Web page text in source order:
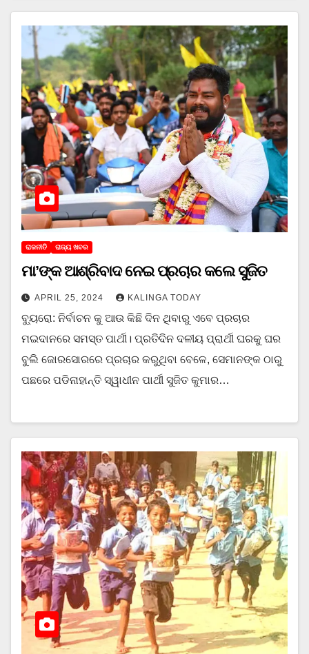
ରାଜନୀତି ରାଜ୍ୟ ଖବର
ମା’ଙ୍କ ଆଶ୍ରିବାଦ ନେଇ ପ୍ରଚାର କଲେ ସୁଜିତ
APRIL 25, 2024 KALINGA TODAY
ବ୍ୟୁରୋ: ନିର୍ବାଚନ କୁ ଆଉ କିଛି ଦିନ ଥିବାରୁ ଏବେ ପ୍ରଚାର
ମଇଦାନରେ ସମସ୍ତ ପାର୍ଥୀ। ପ୍ରତିଦିନ ଦଳୀୟ ପ୍ରାର୍ଥୀ ଘରକୁ ଘର
ବୁଲି ଜୋରସୋରରେ ପ୍ରଚାର କରୁଥିବା ବେଳେ, ସେମାନଙ୍କ ଠାରୁ
ପଛରେ ପଡିନାହାନ୍ତି ସ୍ୱାଧୀନ ପାର୍ଥୀ ସୁଜିତ କୁମାର…